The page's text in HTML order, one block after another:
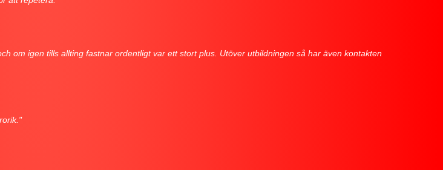
om igen tills allting fastnar ordentligt var ett stort plus. Utöver utbildningen så har även kontakten